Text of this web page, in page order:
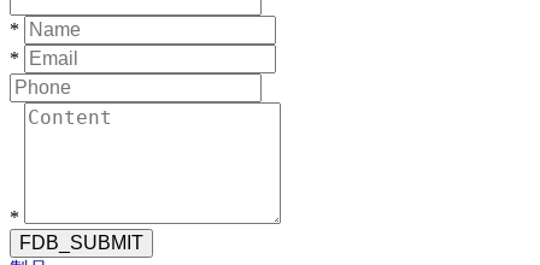
*
*
*
FDB_SUBMIT